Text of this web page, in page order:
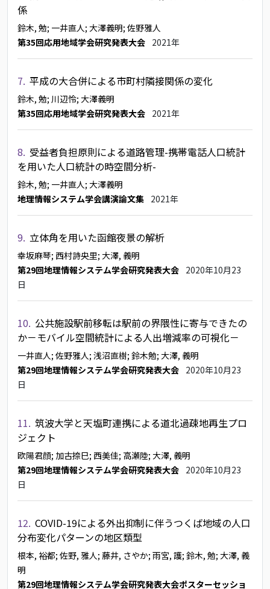
係
鈴木, 勉; 一井直人; 大澤義明; 佐野雅人
第35回応用地域学会研究発表大会 2021年
7. 平成の大合併による市町村隣接関係の変化
鈴木, 勉; 川辺怜; 大澤義明
第35回応用地域学会研究発表大会 2021年
8. 受益者負担原則による道路管理-携帯電話人口統計
を用いた人口統計の時空間分析-
鈴木, 勉; 一井直人; 大澤義明
地理情報システム学会講演論文集 2021年
9. 立体角を用いた函館夜景の解析
幸坂麻琴; 西村詩央里; 大澤, 義明
第29回地理情報システム学会研究発表大会 2020年10月23
日
10. 公共施設駅前移転は駅前の界隈性に寄与できたの
か－モバイル空間統計による人出増減率の可視化－
一井直人; 佐野雅人; 浅沼直樹; 鈴木勉; 大澤, 義明
第29回地理情報システム学会研究発表大会 2020年10月23
日
11. 筑波大学と天塩町連携による道北過疎地再生プロ
ジェクト
欧陽君顔; 加古捺巳; 西美佳; 高瀬陸; 大澤, 義明
第29回地理情報システム学会研究発表大会 2020年10月23
日
12. COVID-19による外出抑制に伴うつくば地域の人口
分布変化パターンの地区類型
根本, 裕都; 佐野, 雅人; 藤井, さやか; 雨宮, 護; 鈴木, 勉; 大澤, 義
明
第29回地理情報システム学会研究発表大会ポスターセッショ